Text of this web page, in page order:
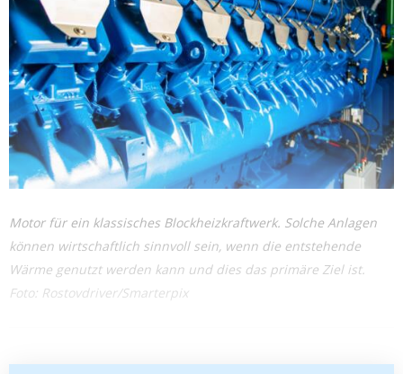
Motor für ein klassisches Blockheizkraftwerk. Solche Anlagen
können wirtschaftlich sinnvoll sein, wenn die entstehende
Wärme genutzt werden kann und dies das primäre Ziel ist.
Foto: Rostovdriver/Smarterpix